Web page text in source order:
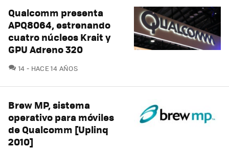
Qualcomm presenta
APQ8064, estrenando
cuatro núcleos Krait y
GPU Adreno 320
14 COMENTARIOS
HACE 14 AÑOS
Brew MP, sistema
operativo para móviles
de Qualcomm [Uplinq
2010]